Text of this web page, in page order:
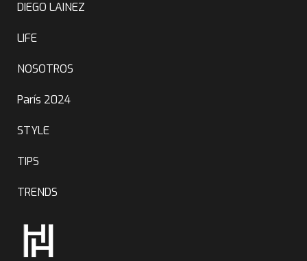
DIEGO LAINEZ
LIFE
NOSOTROS
París 2024
STYLE
TIPS
TRENDS